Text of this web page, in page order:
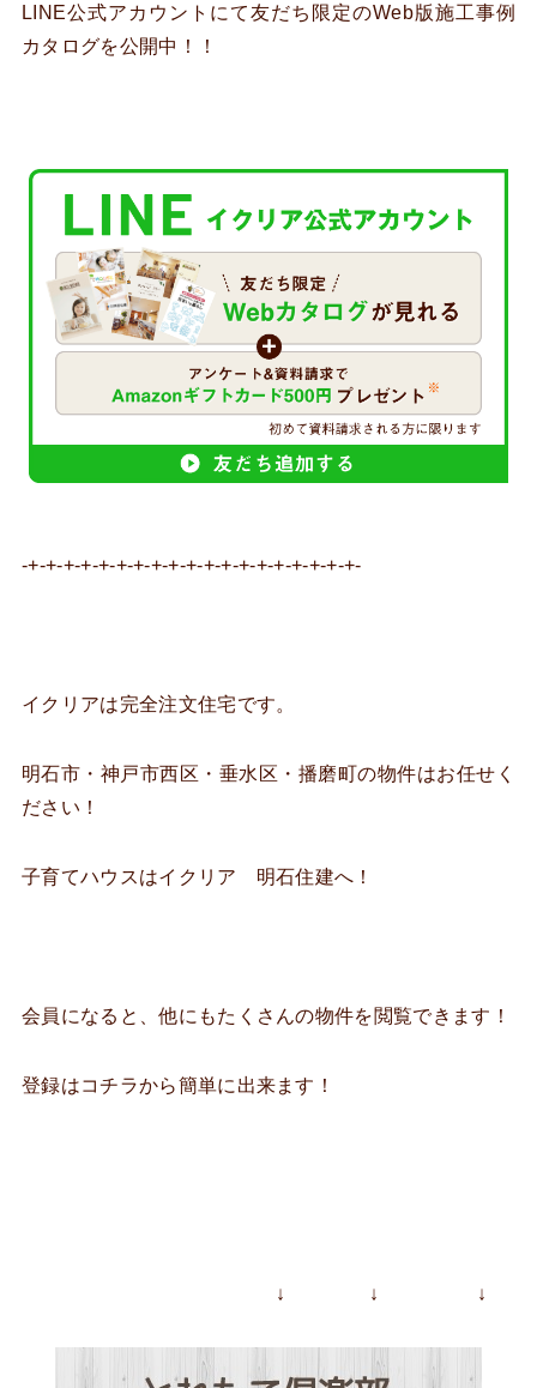
LINE公式アカウントにて友だち限定のWeb版施工事例
カタログを公開中！！
-+-+-+-+-+-+-+-+-+-+-+-+-+-+-+-+-+-+-+-
イクリアは完全注文住宅です。
明石市・神戸市西区・垂水区・播磨町の物件はお任せく
ださい！
子育てハウスはイクリア 明石住建へ！
会員になると、他にもたくさんの物件を閲覧できます！
登録はコチラから簡単に出来ます！
↓ ↓ ↓